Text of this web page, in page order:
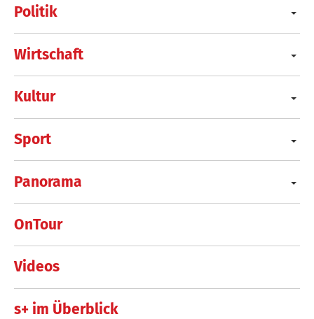
Politik
Wirtschaft
Kultur
Sport
Panorama
OnTour
Videos
s+ im Überblick